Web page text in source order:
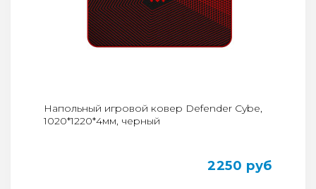
Напольный игровой ковер Defender Cybe,
1020*1220*4мм, черный
2250 руб